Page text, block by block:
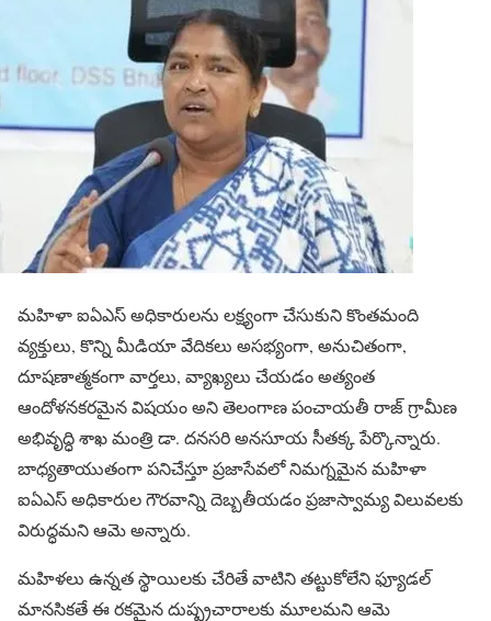
మహిళా ఐఏఎస్ అధికారులను లక్ష్యంగా చేసుకుని కొంతమంది
వ్యక్తులు, కొన్ని మీడియా వేదికలు అసభ్యంగా, అనుచితంగా,
దూషణాత్మకంగా వార్తలు, వ్యాఖ్యలు చేయడం అత్యంత
ఆందోళనకరమైన విషయం అని తెలంగాణ పంచాయతీ రాజ్ గ్రామీణ
అభివృద్ధి శాఖ మంత్రి డా. దనసరి అనసూయ సీతక్క పేర్కొన్నారు.
బాధ్యతాయుతంగా పనిచేస్తూ ప్రజాసేవలో నిమగ్నమైన మహిళా
ఐఏఎస్ అధికారుల గౌరవాన్ని దెబ్బతీయడం ప్రజాస్వామ్య విలువలకు
విరుద్ధమని ఆమె అన్నారు.
మహిళలు ఉన్నత స్థాయిలకు చేరితే వాటిని తట్టుకోలేని ఫ్యూడల్
మానసికతే ఈ రకమైన దుష్ప్రచారాలకు మూలమని ఆమె